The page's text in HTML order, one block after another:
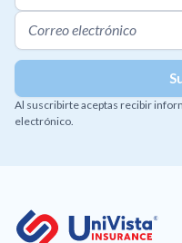
Al suscribirte aceptas recibir
electrónico.